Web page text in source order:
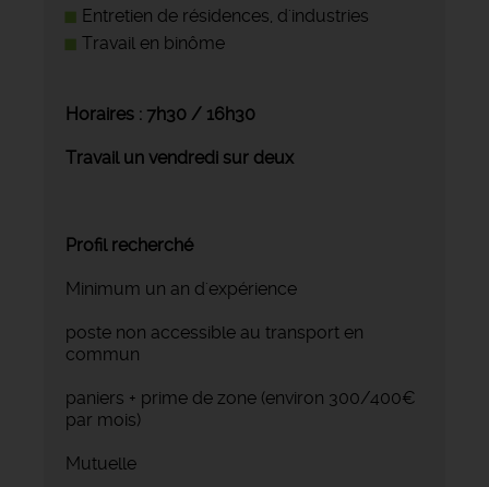
Entretien de résidences, d'industries
Travail en binôme
Horaires : 7h30 / 16h30
Travail un vendredi sur deux
Profil recherché
Minimum un an d'expérience
poste non accessible au transport en
commun
paniers + prime de zone (environ 300/400€
par mois)
Mutuelle